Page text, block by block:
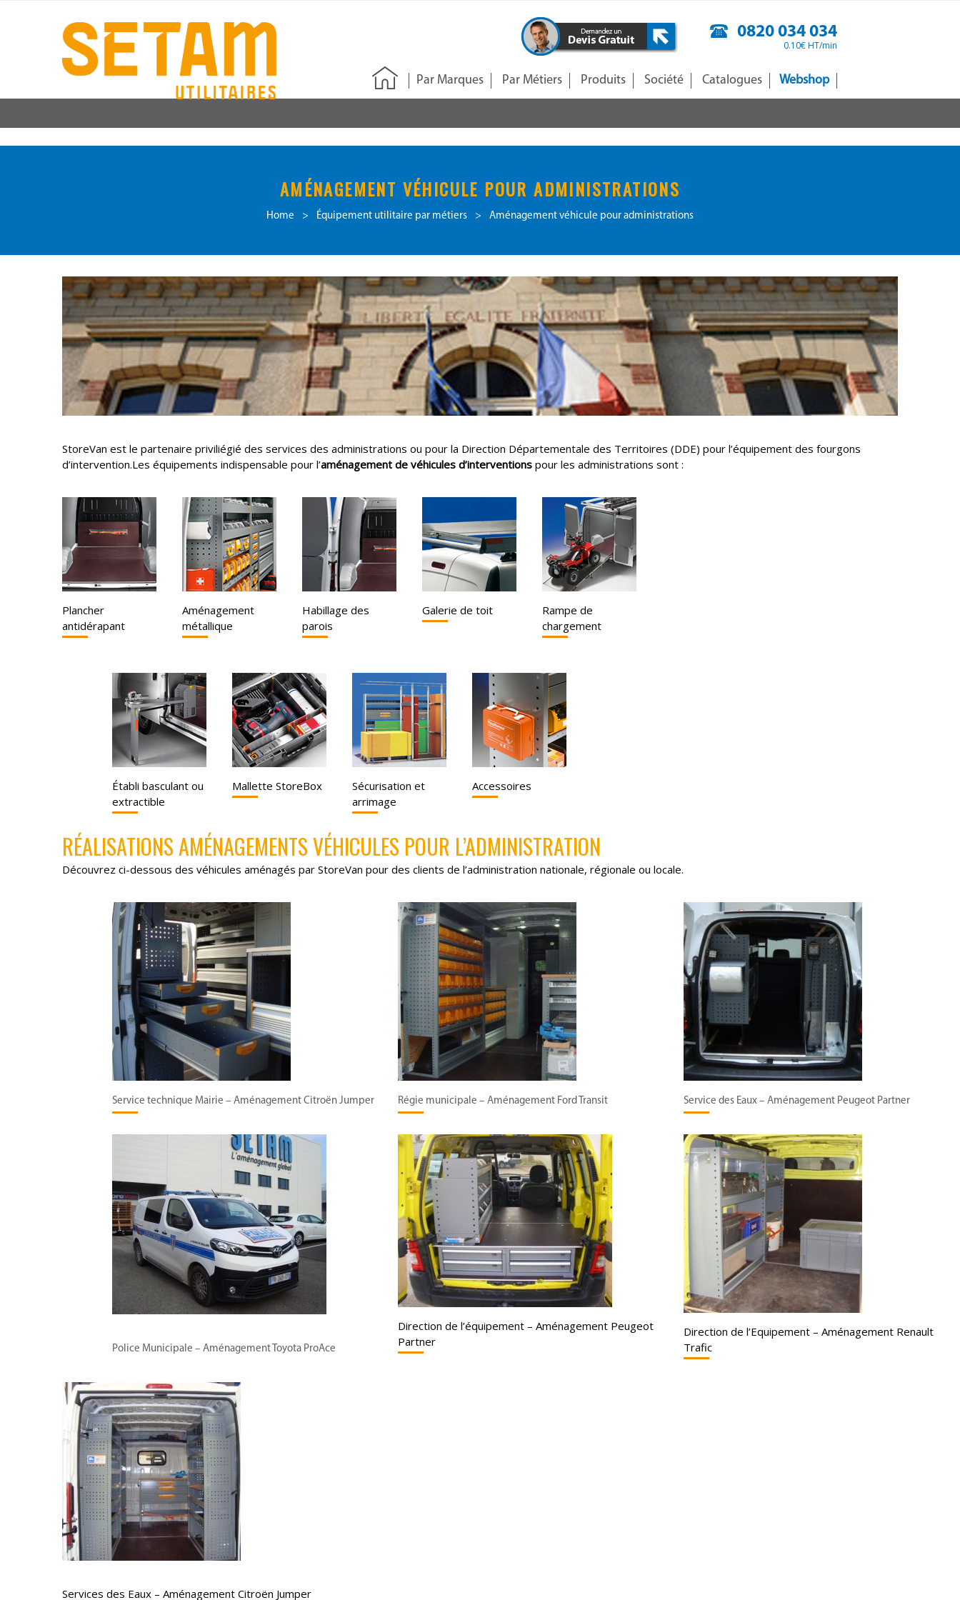
0820 034 034
0.10€ HT/min
Par Marques Par Métiers Produits Société Catalogues Webshop
AMÉNAGEMENT VÉHICULE POUR ADMINISTRATIONS
Home > Équipement utilitaire par métiers > Aménagement véhicule pour administrations
StoreVan est le partenaire priviliégié des services des administrations ou pour la Direction Départementale des Territoires (DDE) pour l’équipement des fourgons
d’intervention.Les équipements indispensable pour l’aménagement de véhicules d’interventions pour les administrations sont :
Plancher
antidérapant
Aménagement
métallique
Habillage des
parois
Galerie de toit
Rampe de
chargement
Établi basculant ou
extractible
Mallette StoreBox
Sécurisation et
arrimage
Accessoires
RÉALISATIONS AMÉNAGEMENTS VÉHICULES POUR L’ADMINISTRATION
Découvrez ci-dessous des véhicules aménagés par StoreVan pour des clients de l’administration nationale, régionale ou locale.
Service technique Mairie – Aménagement Citroën Jumper Régie municipale – Aménagement Ford Transit Service des Eaux – Aménagement Peugeot Partner
Police Municipale – Aménagement Toyota ProAce
Direction de l’équipement – Aménagement Peugeot
Partner
Direction de l’Equipement – Aménagement Renault
Trafic
Services des Eaux – Aménagement Citroën Jumper